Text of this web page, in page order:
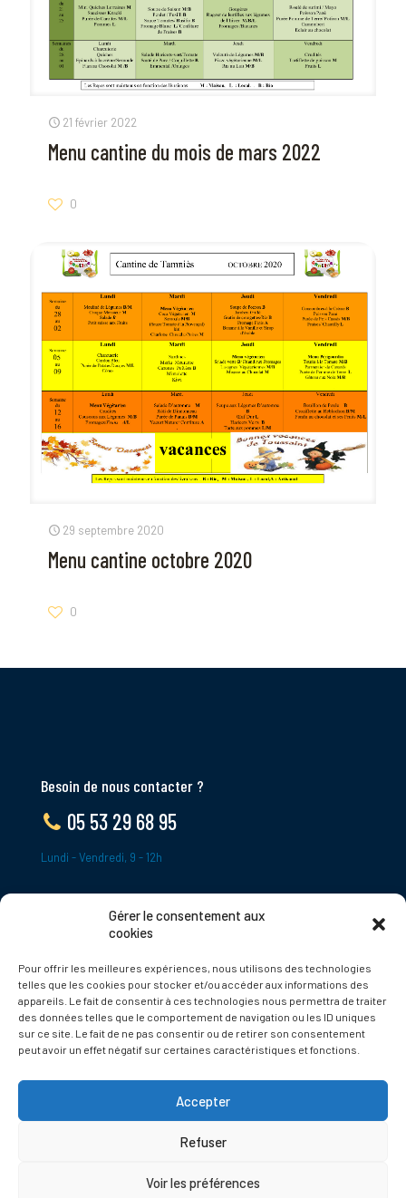
Gérer le consentement aux
cookies
Pour offrir les meilleures expériences, nous utilisons des technologies
telles que les cookies pour stocker et/ou accéder aux informations des
appareils. Le fait de consentir à ces technologies nous permettra de traiter
des données telles que le comportement de navigation ou les ID uniques
sur ce site. Le fait de ne pas consentir ou de retirer son consentement
peut avoir un effet négatif sur certaines caractéristiques et fonctions.
Accepter
Refuser
Voir les préférences
21 février 2022
Menu cantine du mois de mars 2022
0
29 septembre 2020
Menu cantine octobre 2020
0
Besoin de nous contacter ?
05 53 29 68 95
Lundi - Vendredi, 9 - 12h
24620 Tamniès
France
Politique de cookies
© 2025 Tamnies.fr